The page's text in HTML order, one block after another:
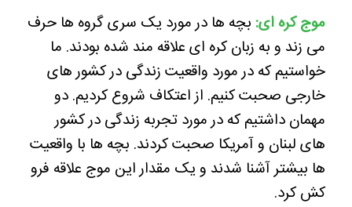
موج کره ای: بچه ها در مورد یک سری گروه ها حرف
می زند و به زبان کره ای علاقه مند شده بودند. ما
خواستیم که در مورد واقعیت زندگی در کشور های
خارجی صحبت کنیم. از اعتکاف شروع کردیم. دو
مهمان داشتیم که در مورد تجربه زندگی در کشور
های لبنان و آمریکا صحبت کردند. بچه ها با واقعیت
ها بیشتر آشنا شدند و یک مقدار این موج‌ علاقه فرو
کش کرد.